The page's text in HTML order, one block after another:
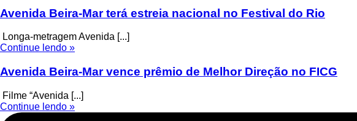
Avenida Beira-Mar terá estreia nacional no Festival do Rio
Longa-metragem Avenida [...]
Continue lendo »
Avenida Beira-Mar vence prêmio de Melhor Direção no FICG
Filme “Avenida [...]
Continue lendo »